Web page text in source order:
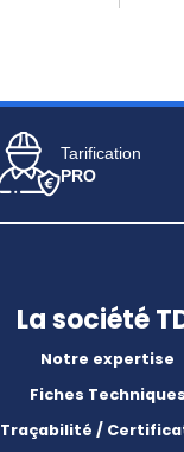
Tarification
PRO
La société
Notre expertise
Fiches Techniques
Traçabilité /